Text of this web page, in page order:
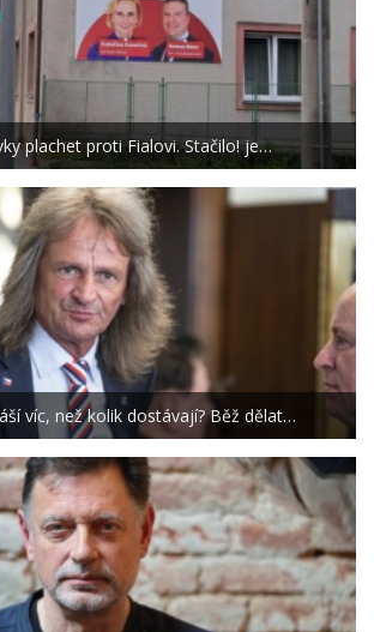
plachet proti Fialovi. Stačilo! je…
víc, než kolik dostávají? Běž dělat…